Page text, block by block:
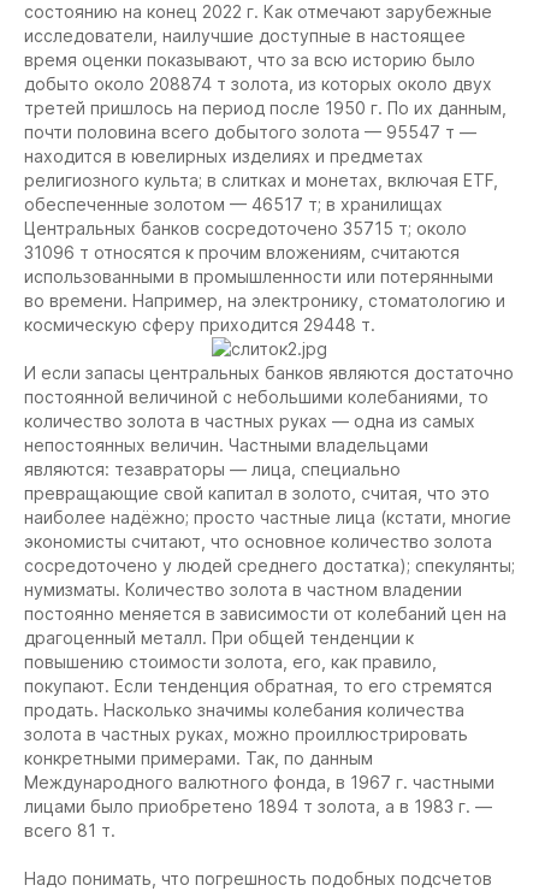
состоянию на конец 2022 г. Как отмечают зарубежные
исследователи, наилучшие доступные в настоящее
время оценки показывают, что за всю историю было
добыто около 208874 т золота, из которых около двух
третей пришлось на период после 1950 г. По их данным,
почти половина всего добытого золота — 95547 т —
находится в ювелирных изделиях и предметах
религиозного культа; в слитках и монетах, включая ETF,
обеспеченные золотом — 46517 т; в хранилищах
Центральных банков сосредоточено 35715 т; около
31096 т относятся к прочим вложениям, считаются
использованными в промышленности или потерянными
во времени. Например, на электронику, стоматологию и
космическую сферу приходится 29448 т.
И если запасы центральных банков являются достаточно
постоянной величиной с небольшими колебаниями, то
количество золота в частных руках — одна из самых
непостоянных величин. Частными владельцами
являются: тезавраторы — лица, специально
превращающие свой капитал в золото, считая, что это
наиболее надёжно; просто частные лица (кстати, многие
экономисты считают, что основное количество золота
сосредоточено у людей среднего достатка); спекулянты;
нумизматы. Количество золота в частном владении
постоянно меняется в зависимости от колебаний цен на
драгоценный металл. При общей тенденции к
повышению стоимости золота, его, как правило,
покупают. Если тенденция обратная, то его стремятся
продать. Насколько значимы колебания количества
золота в частных руках, можно проиллюстрировать
конкретными примерами. Так, по данным
Международного валютного фонда, в 1967 г. частными
лицами было приобретено 1894 т золота, а в 1983 г. —
всего 81 т.
Надо понимать, что погрешность подобных подсчетов